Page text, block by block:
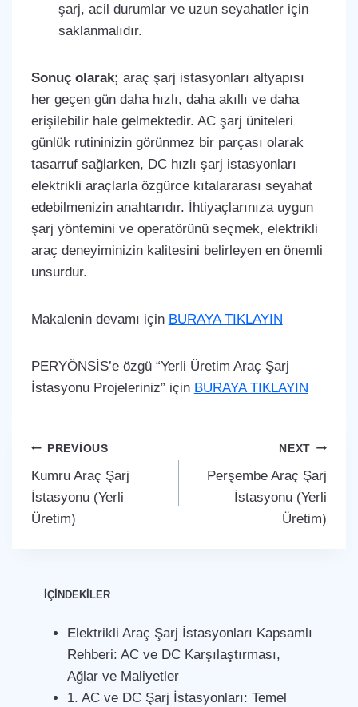
şarj, acil durumlar ve uzun seyahatler için
saklanmalıdır.
Sonuç olarak; araç şarj istasyonları altyapısı
her geçen gün daha hızlı, daha akıllı ve daha
erişilebilir hale gelmektedir. AC şarj üniteleri
günlük rutininizin görünmez bir parçası olarak
tasarruf sağlarken, DC hızlı şarj istasyonları
elektrikli araçlarla özgürce kıtalararası seyahat
edebilmenizin anahtarıdır. İhtiyaçlarınıza uygun
şarj yöntemini ve operatörünü seçmek, elektrikli
araç deneyiminizin kalitesini belirleyen en önemli
unsurdur.
Makalenin devamı için BURAYA TIKLAYIN
PERYÖNSİS’e özgü “Yerli Üretim Araç Şarj
İstasyonu Projeleriniz” için BURAYA TIKLAYIN
Yazı
gezinmesi
PREVIOUS
Kumru Araç Şarj
İstasyonu (Yerli
Üretim)
NEXT
Perşembe Araç Şarj
İstasyonu (Yerli
Üretim)
İÇİNDEKİLER
Elektrikli Araç Şarj İstasyonları Kapsamlı
Rehberi: AC ve DC Karşılaştırması,
Ağlar ve Maliyetler
1. AC ve DC Şarj İstasyonları: Temel